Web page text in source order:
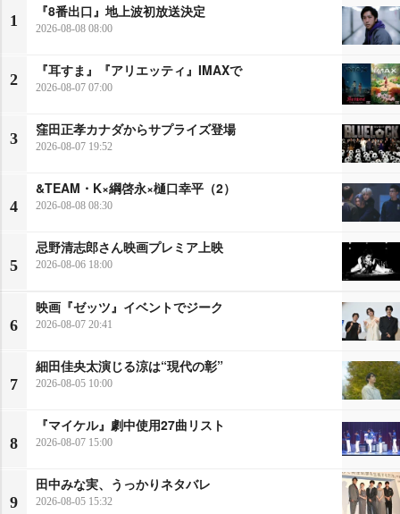
1
『8番出口』地上波初放送決定
2026-08-08 08:00
2
『耳すま』『アリエッティ』IMAXで
2026-08-07 07:00
3
窪田正孝カナダからサプライズ登場
2026-08-07 19:52
4
&TEAM・K×綱啓永×樋口幸平（2）
2026-08-08 08:30
5
忌野清志郎さん映画プレミア上映
2026-08-06 18:00
6
映画『ゼッツ』イベントでジーク
2026-08-07 20:41
7
細田佳央太演じる涼は“現代の彰”
2026-08-05 10:00
8
『マイケル』劇中使用27曲リスト
2026-08-07 15:00
9
田中みな実、うっかりネタバレ
2026-08-05 15:32